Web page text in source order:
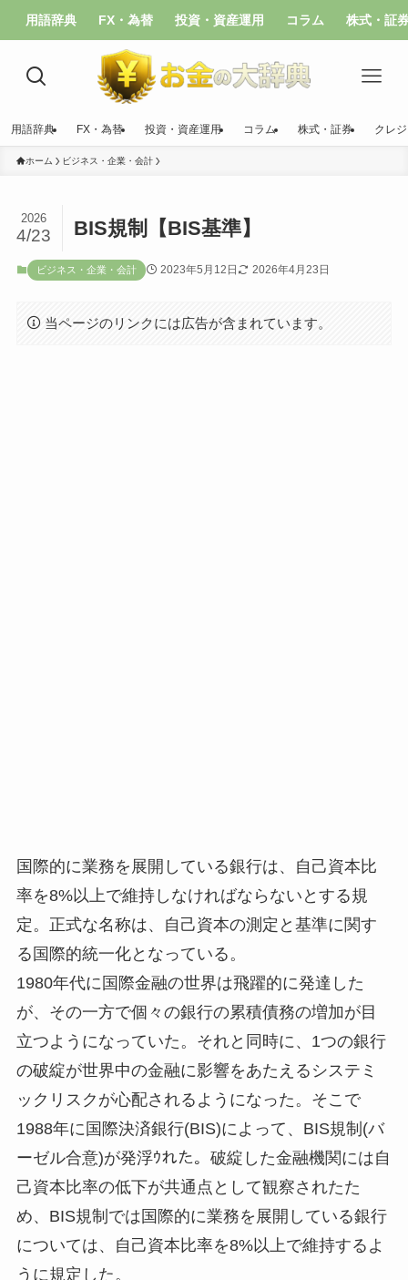
用語辞典 FX・為替 投資・資産運用 コラム 株式・証
用語辞典 FX・為替 投資・資産運用 コラム 株式・証券 クレ
ホーム ビジネス・企業・会計
BIS規制【BIS基準】
2026
4/23
ビジネス・企業・会計 2023年5月12日 2026年4月23日
当ページのリンクには広告が含まれています。
国際的に業務を展開している銀行は、自己資本比
率を8%以上で維持しなければならないとする規
定。正式な名称は、自己資本の測定と基準に関す
る国際的統一化となっている。
1980年代に国際金融の世界は飛躍的に発達した
が、その一方で個々の銀行の累積債務の増加が目
立つようになっていた。それと同時に、1つの銀行
の破綻が世界中の金融に影響をあたえるシステミ
ックリスクが心配されるようになった。そこで
1988年に国際決済銀行(BIS)によって、BIS規制(バ
ーゼル合意)が発浮ｳれた。破綻した金融機関には自
己資本比率の低下が共通点として観察されたた
め、BIS規制では国際的に業務を展開している銀行
については、自己資本比率を8%以上で維持するよ
うに規定した。